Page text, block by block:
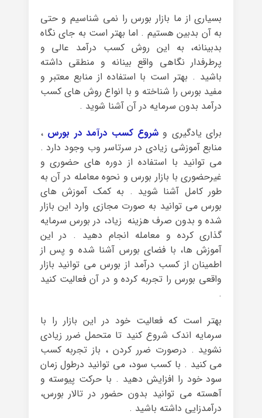
بسیاری از ما بازار بورس را نمی شناسیم و حتی
به آن بدبین هستیم . اما بهتر است به جای نگاه
بدبینانه، به این روش کسب درآمد عالی و
پرطرفدار نگاهی واقع بینانه و منطقی داشته
باشید . بهتر است با استفاده از منابع معتبر و
مفید بورس را شناخته و با انواع روش های کسب
درآمد بدون سرمایه در آن آشنا شوید .
برای یادگیری و شروع کسب درآمد در بورس ،
منابع آموزشی زیادی در سرتاسر وب وجود دارد .
می توانید با استفاده از دوره های حضوری و
غیرحضوری با بازار بورس و نحوه معامله در آن به
طور کامل آشنا شوید . به کمک آموزش های
بورس می توانید به صورت مجازی وارد این بازار
شده و بدون صرف هزینه زیاد، در بورس سرمایه
گذاری کرده و معامله انجام دهید . در این
آموزش ها، با فضای بورس آشنا شده و پس از
اطمینان از کسب درآمد از بورس می توانید بازار
واقعی بورس را تجربه کرده و در آن فعالیت کنید
.
بهتر است که فعالیت خود در این بازار را با
سرمایه اندک شروع کنید تا متحمل ضرر زیادی
نشوید . درصورت ضرر کردن ، باز تجربه کسب
می کنید . با کسب سود، می توانید درطول زمان
سود خود را افزایش دهید . با حرکت پیوسته و
آهسته می توانید بدون حضور در تالار بورس،
درآمدزایی داشته باشید .